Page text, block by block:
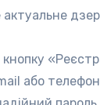
актуальне
або